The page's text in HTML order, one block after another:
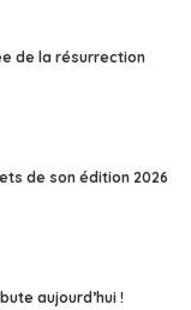
de la résurrection
de son édition 2026
aujourd’hui !